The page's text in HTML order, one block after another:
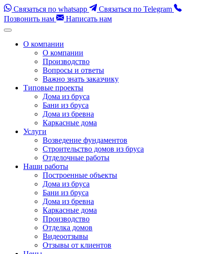
Связаться по whatsapp
Связаться по Telegram
Позвонить нам
Написать нам
Перейти
содержимому
(нажмите
О компании
О компании
Производство
Вопросы и ответы
Важно знать заказчику
Типовые проекты
Дома из бруса
Бани из бруса
Дома из бревна
Каркасные дома
Услуги
Возведение фундаментов
Строительство домов из бруса
Отделочные работы
Наши работы
Построенные объекты
Дома из бруса
Бани из бруса
Дома из бревна
Каркасные дома
Производство
Отделка домов
Видеоотзывы
Отзывы от клиентов